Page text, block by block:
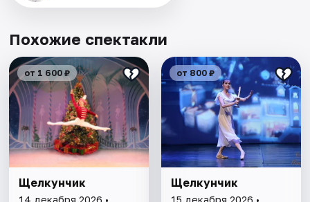
Похожие спектакли
от 1 600 ₽
Щелкунчик
от 800 ₽
Щелкунчик